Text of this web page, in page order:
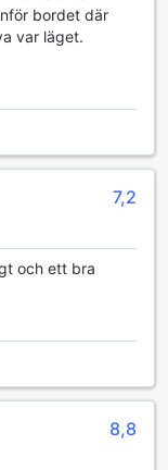
bordet där
var läget.
7,2
och ett bra
8,8